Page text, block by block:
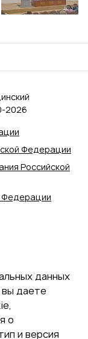
Федерации
Российской
Федерации
данных
вы даете
о
и версия